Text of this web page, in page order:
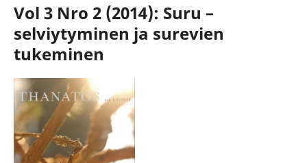
Vol 3 Nro 2 (2014): Suru –
selviytyminen ja surevien
tukeminen